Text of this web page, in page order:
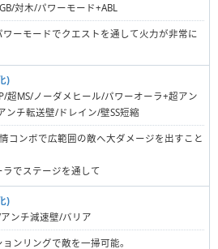
対木/パワーモード+ABL
ワーモードでクエストを通して火力が非常に
)
超MS/ノーダメヒール/パワーオーラ+超アン
ンチ転送壁/ドレイン/壁SS短縮
コンボで広範囲の敵へ大ダメージを出すこと
ラでステージを通して
)
ンチ減速壁/バリア
ンリングで敵を一掃可能。